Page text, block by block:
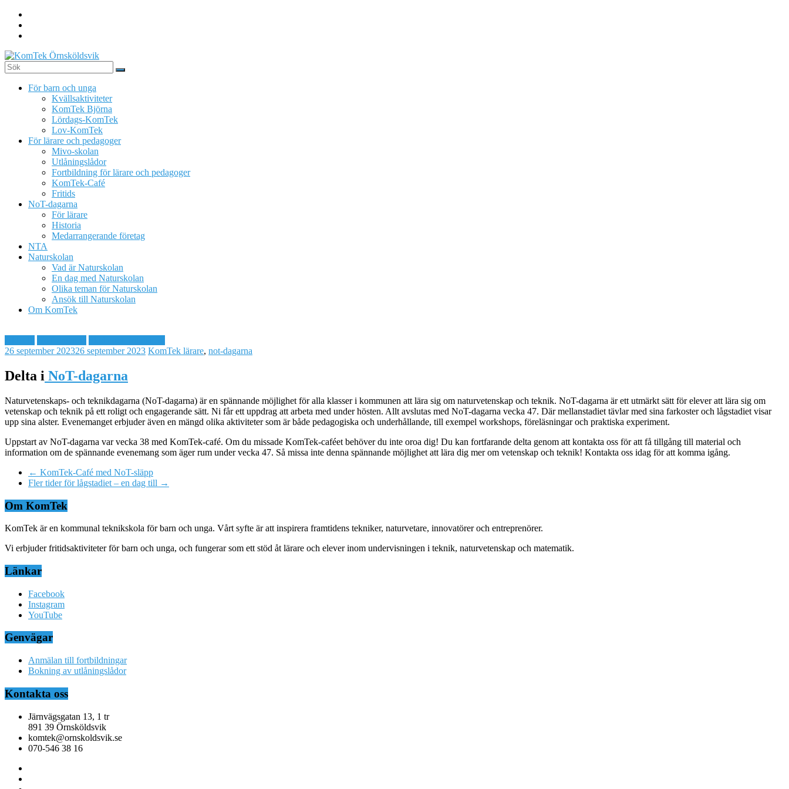
Hoppa
innehåll
KomTek
Örnsköldsvik
Teknikinspiration
För barn och unga
Kvällsaktiviteter
KomTek Björna
Lördags-KomTek
Lov-KomTek
För lärare och pedagoger
Mivo-skolan
Utlåningslådor
Fortbildning för lärare och pedagoger
KomTek-Café
Fritids
NoT-dagarna
För lärare
Historia
Medarrangerande företag
NTA
Naturskolan
Vad är Naturskolan
En dag med Naturskolan
Olika teman för Naturskolan
Ansök till Naturskolan
Om KomTek
26 september 202326 september 2023 KomTek lärare, not-dagarna
Delta i NoT-dagarna
Naturvetenskaps- och teknikdagarna (NoT-dagarna) är en spännande möjlighet för alla klasser i kommunen att lära sig om naturvetenskap och teknik. NoT-dagarna är ett utmärkt sätt för elever att lära sig om
vetenskap och teknik på ett roligt och engagerande sätt. Ni får ett uppdrag att arbeta med under hösten. Allt avslutas med NoT-dagarna vecka 47. Där mellanstadiet tävlar med sina farkoster och lågstadiet visar
upp sina alster. Evenemanget erbjuder även en mängd olika aktiviteter som är både pedagogiska och underhållande, till exempel workshops, föreläsningar och praktiska experiment.
Uppstart av NoT-dagarna var vecka 38 med KomTek-café. Om du missade KomTek-caféet behöver du inte oroa dig! Du kan fortfarande delta genom att kontakta oss för att få tillgång till material och
information om de spännande evenemang som äger rum under vecka 47. Så missa inte denna spännande möjlighet att lära dig mer om vetenskap och teknik! Kontakta oss idag för att komma igång.
← KomTek-Café med NoT-släpp
Fler tider för lågstadiet – en dag till →
Om KomTek
KomTek är en kommunal teknikskola för barn och unga. Vårt syfte är att inspirera framtidens tekniker, naturvetare, innovatörer och entreprenörer.
Vi erbjuder fritidsaktiviteter för barn och unga, och fungerar som ett stöd åt lärare och elever inom undervisningen i teknik, naturvetenskap och matematik.
Länkar
Facebook
Instagram
YouTube
Genvägar
Anmälan till fortbildningar
Bokning av utlåningslådor
Kontakta oss
Järnvägsgatan 13, 1 tr
891 39 Örnsköldsvik
komtek@ornskoldsvik.se
070-546 38 16